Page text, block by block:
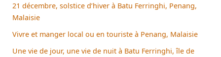
21 décembre, solstice d’hiver à Batu Ferringhi, Penang,
Malaisie
Vivre et manger local ou en touriste à Penang, Malaisie
Une vie de jour, une vie de nuit à Batu Ferringhi, île de